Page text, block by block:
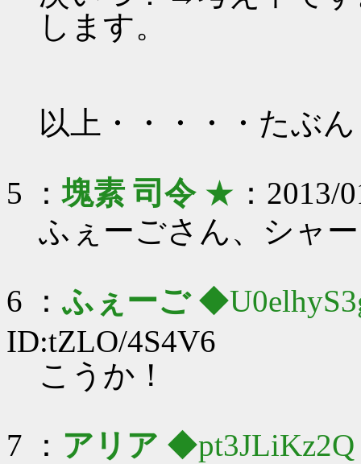
します。
以上・・・・・たぶん
5 ：塊素 司令★ ：2013/
ふぇーごさん、シャ
6 ：ふぇーご
ID:tZLO/4S4V6
こうか！
7 ： アリア ◆pt3JLiKz2Q